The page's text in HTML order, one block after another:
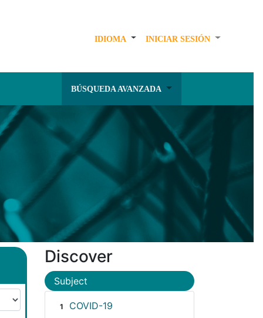
IDIOMA INICIAR SESIÓN
BÚSQUEDA AVANZADA
Discover
Subject
1 COVID-19